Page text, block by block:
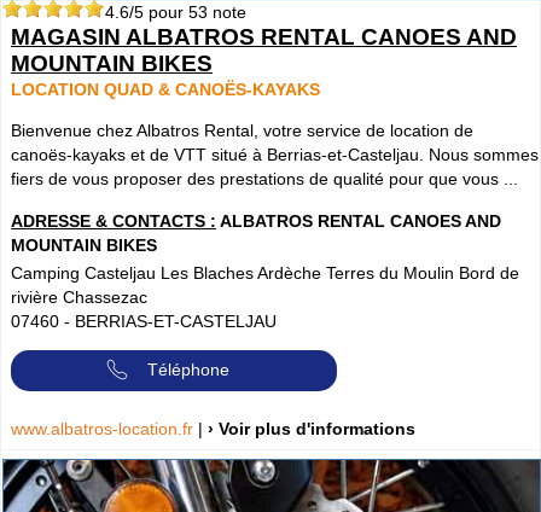
4.6/5 pour 53 note
MAGASIN ALBATROS RENTAL CANOES AND
MOUNTAIN BIKES
LOCATION QUAD & CANOËS-KAYAKS
Bienvenue chez Albatros Rental, votre service de location de
canoës-kayaks et de VTT situé à Berrias-et-Casteljau. Nous sommes
fiers de vous proposer des prestations de qualité pour que vous ...
ADRESSE & CONTACTS : ALBATROS RENTAL CANOES AND
MOUNTAIN BIKES
Camping Casteljau Les Blaches Ardèche Terres du Moulin Bord de
rivière Chassezac
07460 - BERRIAS-ET-CASTELJAU
Téléphone
www.albatros-location.fr | › Voir plus d'informations